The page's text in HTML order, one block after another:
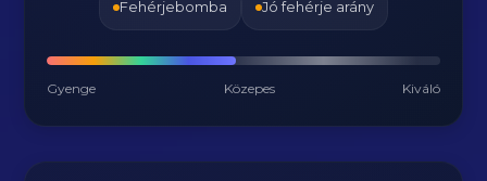
Fehérjebomba Jó fehérje arány
Gyenge Közepes Kiváló